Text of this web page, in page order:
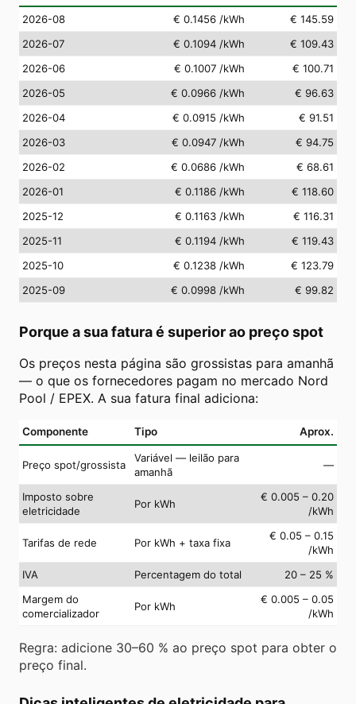
2026-08 € 0.1456 /kWh
€ 145.59
2026-07
€ 0.1094 /kWh
€ 109.43
2026-06
€ 0.1007 /kWh
€ 100.71
2026-05
€ 0.0966 /kWh
€ 96.63
2026-04
€ 0.0915 /kWh
€ 91.51
2026-03
€ 0.0947 /kWh
€ 94.75
2026-02
€ 0.0686 /kWh
€ 68.61
2026-01
€ 0.1186 /kWh
€ 118.60
2025-12
€ 0.1163 /kWh
€ 116.31
2025-11
€ 0.1194 /kWh
€ 119.43
2025-10
€ 0.1238 /kWh
€ 123.79
2025-09
€ 0.0998 /kWh € 99.82
Porque a sua fatura é superior ao preço spot
Os preços nesta página são grossistas para amanhã
— o que os fornecedores pagam no mercado Nord
Pool / EPEX. A sua fatura final adiciona:
Componente Tipo Aprox.
Preço spot/grossista
Variável — leilão para
amanhã
—
Imposto sobre
eletricidade
Por kWh
€ 0.005 – 0.20
/kWh
Tarifas de rede Por kWh + taxa fixa
€ 0.05 – 0.15
/kWh
IVA
Percentagem do total
20 – 25 %
Margem do
comercializador
Por kWh
€ 0.005 – 0.05
/kWh
Regra: adicione 30–60 % ao preço spot para obter o
preço final.